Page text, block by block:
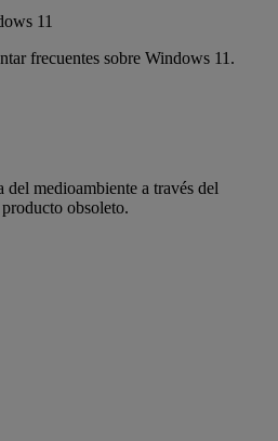
11
frecuentes sobre Windows 11.
medioambiente a través del
obsoleto.